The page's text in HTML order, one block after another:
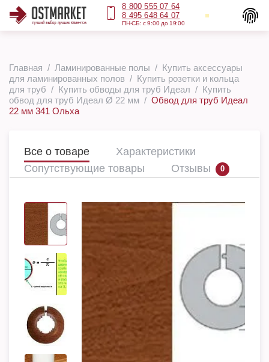
8 800 555 07 64
8 495 648 64 07
ПН-СБ: с 9:00 до 19:00
Главная Ламинированные полы
Купить аксессуары
для ламинированных полов
Купить розетки и кольца
для труб
Купить обводы для труб Идеал
Купить
обвод для труб Идеал Ø 22 мм
Обвод для труб Идеал
22 мм 341 Ольха
Все о товаре
Характеристики
Сопутствующие товары
Отзывы 0